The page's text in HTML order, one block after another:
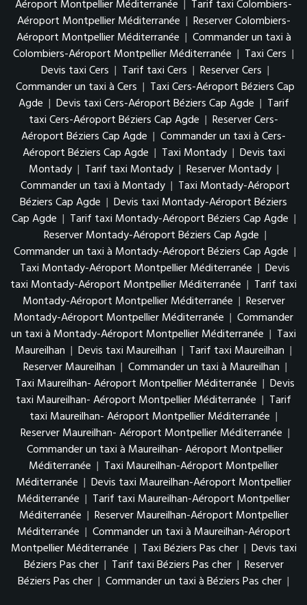
Aéroport Montpellier Méditerranée | Tarif taxi Colombiers-
Aéroport Montpellier Méditerranée | Reserver Colombiers-
Aéroport Montpellier Méditerranée | Commander un taxi à
Colombiers-Aéroport Montpellier Méditerranée | Taxi Cers |
Devis taxi Cers | Tarif taxi Cers | Reserver Cers |
Commander un taxi à Cers | Taxi Cers-Aéroport Béziers Cap
Agde | Devis taxi Cers-Aéroport Béziers Cap Agde | Tarif
taxi Cers-Aéroport Béziers Cap Agde | Reserver Cers-
Aéroport Béziers Cap Agde | Commander un taxi à Cers-
Aéroport Béziers Cap Agde | Taxi Montady | Devis taxi
Montady | Tarif taxi Montady | Reserver Montady |
Commander un taxi à Montady | Taxi Montady-Aéroport
Béziers Cap Agde | Devis taxi Montady-Aéroport Béziers
Cap Agde | Tarif taxi Montady-Aéroport Béziers Cap Agde |
Reserver Montady-Aéroport Béziers Cap Agde |
Commander un taxi à Montady-Aéroport Béziers Cap Agde |
Taxi Montady-Aéroport Montpellier Méditerranée | Devis
taxi Montady-Aéroport Montpellier Méditerranée | Tarif taxi
Montady-Aéroport Montpellier Méditerranée | Reserver
Montady-Aéroport Montpellier Méditerranée | Commander
un taxi à Montady-Aéroport Montpellier Méditerranée | Taxi
Maureilhan | Devis taxi Maureilhan | Tarif taxi Maureilhan |
Reserver Maureilhan | Commander un taxi à Maureilhan |
Taxi Maureilhan- Aéroport Montpellier Méditerranée | Devis
taxi Maureilhan- Aéroport Montpellier Méditerranée | Tarif
taxi Maureilhan- Aéroport Montpellier Méditerranée |
Reserver Maureilhan- Aéroport Montpellier Méditerranée |
Commander un taxi à Maureilhan- Aéroport Montpellier
Méditerranée | Taxi Maureilhan-Aéroport Montpellier
Méditerranée | Devis taxi Maureilhan-Aéroport Montpellier
Méditerranée | Tarif taxi Maureilhan-Aéroport Montpellier
Méditerranée | Reserver Maureilhan-Aéroport Montpellier
Méditerranée | Commander un taxi à Maureilhan-Aéroport
Montpellier Méditerranée | Taxi Béziers Pas cher | Devis taxi
Béziers Pas cher | Tarif taxi Béziers Pas cher | Reserver
Béziers Pas cher | Commander un taxi à Béziers Pas cher |